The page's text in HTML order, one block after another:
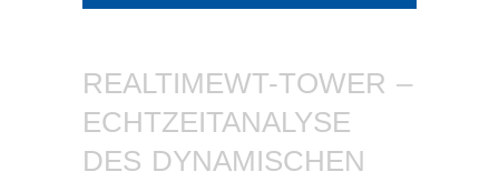
REALTIMEWT-TOWER –
ECHTZEITANALYSE
DES DYNAMISCHEN